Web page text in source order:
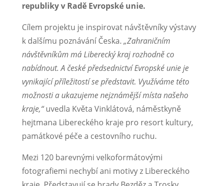
republiky v Radě Evropské unie.
Cílem projektu je inspirovat návštěvníky výstavy
k dalšímu poznávání Česka. „Zahraničním
návštěvníkům má Liberecký kraj rozhodně co
nabídnout. A české předsednictví Evropské unie je
vynikající příležitostí se představit. Využíváme této
možnosti a ukazujeme nejznámější místa našeho
kraje,“uvedla Květa Vinklátová, náměstkyně
hejtmana Libereckého kraje pro resort kultury,
památkové péče a cestovního ruchu.
Mezi 120 barevnými velkoformátovými
fotografiemi nechybí ani motivy z Libereckého